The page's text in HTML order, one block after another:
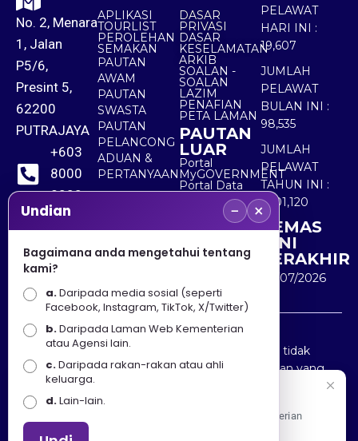
No. 2, Menara
1, Jalan
P5/6,
Presint 5,
62200
PUTRAJAYA
+603
8000
8000
+603
8891
7100
APLIKASI
TOURLIST
PEROLEHAN
SEMAKAN
PAUTAN
AWAM
PAUTAN
SWASTA
PAUTAN
PELANCONG
ADUAN &
PERTANYAAN
DASAR
PRIVASI
DASAR
KESELAMATAN
ARKIB
SOALAN -
SOALAN
LAZIM
PENAFIAN
PETA LAMAN
PAUTAN
LUAR
Portal
MyGOVERNMENT
Portal Data
Terbuka
Sektor Awam
PELAWAT
HARI INI :
19,607
JUMLAH
PELAWAT
BULAN INI :
98,535
JUMLAH
PELAWAT
TAHUN INI :
5,501,120
KEMAS
KINI
TERAKHIR
30/07/2026
Penafian : Kerajaan Malaysia dan Kementerian
Pelancongan Seni dan Budaya (MOTAC) adalah tidak
bertanggungjawab atas kehilangan atau kerugian yang
disebabkan oleh penggunaan mana-mana maklumat
yang diperolehi dari portal ini.
Undian − ×
Bagaimana anda mengetahui tentang
kami?
a.Daripada media sosial (seperti
Facebook, Instagram, TikTok, X/Twitter)
b.Daripada Laman Web Kementerian
atau Agensi lain.
c.Daripada rakan-rakan atau ahli
keluarga.
d.Lain-lain.
Apa Khabar! Selamat datang ke Portal Rasmi Kementerian
Pelancongan, Seni dan Budaya